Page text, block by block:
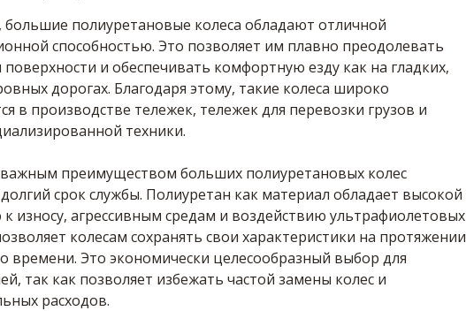
большие полиуретановые колеса обладают отличной
способностью. Это позволяет им плавно преодолевать
и обеспечивать комфортную езду как на гладких,
дорогах. Благодаря этому, такие колеса широко
в производстве тележек, тележек для перевозки грузов и
техники.
преимуществом больших полиуретановых колес
долгий срок службы. Полиуретан как материал обладает высокой
износу, агрессивным средам и воздействию ультрафиолетовых
колесам сохранять свои характеристики на протяжении
времени. Это экономически целесообразный выбор для
так как позволяет избежать частой замены колес и
расходов.